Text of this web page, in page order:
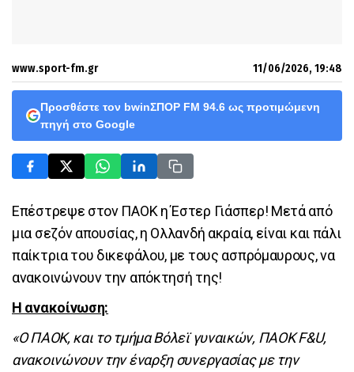
www.sport-fm.gr 11/06/2026, 19:48
Προσθέστε τον bwinΣΠΟΡ FM 94.6 ως προτιμώμενη
πηγή στο Google
Eπέστρεψε στον ΠΑΟΚ η Έστερ Γιάσπερ! Μετά από
μια σεζόν απουσίας, η Ολλανδή ακραία, είναι και πάλι
παίκτρια του δικεφάλου, με τους ασπρόμαυρους, να
ανακοινώνουν την απόκτησή της!
Η ανακοίνωση:
«Ο ΠΑΟΚ, και το τμήμα Βόλεϊ γυναικών, ΠΑΟΚ F&U,
ανακοινώνουν την έναρξη συνεργασίας με την